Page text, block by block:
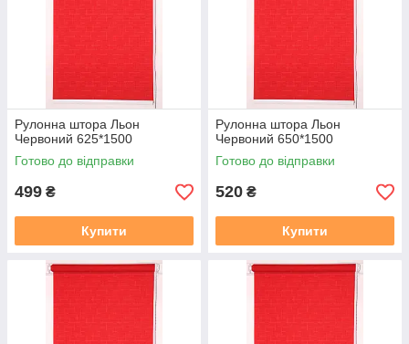
Рулонна штора Льон
Червоний 625*1500
Готово до відправки
499 ₴
Купити
Рулонна штора Льон
Червоний 650*1500
Готово до відправки
520 ₴
Купити